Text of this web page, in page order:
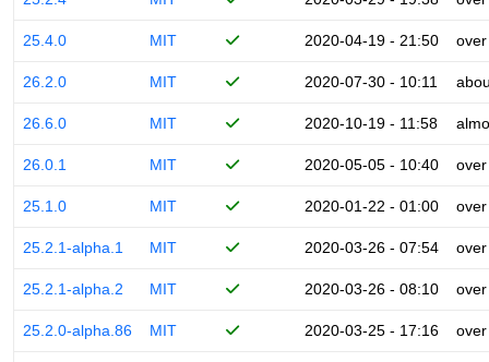
25.4.0 MIT 2020-04-19 - 21:50
26.2.0 MIT 2020-07-30 - 10:11
26.6.0 MIT 2020-10-19 - 11:58
26.0.1 MIT 2020-05-05 - 10:40
25.1.0 MIT 2020-01-22 - 01:00
25.2.1-alpha.1 MIT 2020-03-26 - 07:54
25.2.1-alpha.2 MIT 2020-03-26 - 08:10
25.2.0-alpha.86 MIT 2020-03-25 - 17:16